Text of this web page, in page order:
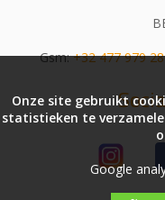
Gsm:+32 477 979
Onze site gebruikt
statistieken te
Google